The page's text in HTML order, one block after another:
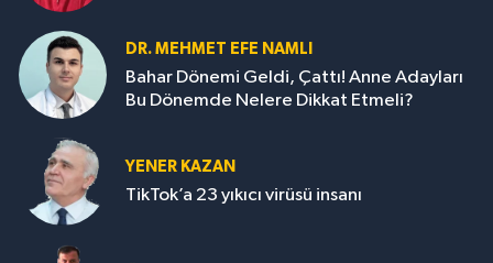
DR. MEHMET EFE NAMLI
Bahar Dönemi Geldi, Çattı! Anne Adayları
Bu Dönemde Nelere Dikkat Etmeli?
YENER KAZAN
TikTok’a 23 yıkıcı virüsü insanı